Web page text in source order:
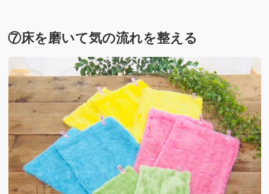
⑦床を磨いて気の流れを整える